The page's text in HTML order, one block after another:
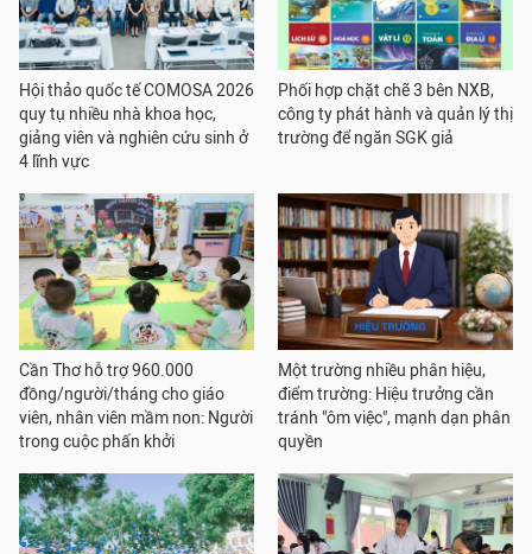
Hội thảo quốc tế COMOSA 2026
quy tụ nhiều nhà khoa học,
giảng viên và nghiên cứu sinh ở
4 lĩnh vực
Phối hợp chặt chẽ 3 bên NXB,
công ty phát hành và quản lý thị
trường để ngăn SGK giả
Cần Thơ hỗ trợ 960.000
đồng/người/tháng cho giáo
viên, nhân viên mầm non: Người
trong cuộc phấn khởi
Một trường nhiều phân hiệu,
điểm trường: Hiệu trưởng cần
tránh "ôm việc", mạnh dạn phân
quyền